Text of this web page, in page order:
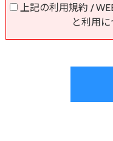
る情報
(a) 当社サービスに
2.第三者への提供
ご提供頂いた個人情
供は致しません。
上記の利用規約 /
と利用